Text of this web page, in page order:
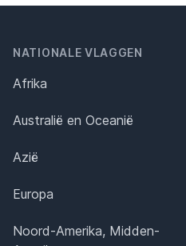
NATIONALE VLAGGEN
Afrika
Australië en Oceanië
Azië
Europa
Noord-Amerika, Midden-